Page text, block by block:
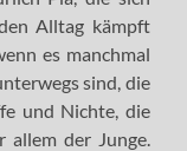
Alltag kämpft
es manchmal
sind, die
und Nichte, die
der Junge.